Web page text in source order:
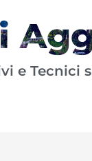
e Tecnici